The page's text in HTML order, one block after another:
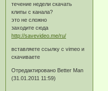
течение недели скачать
клипы с канала?
это не сложно
заходите сюда
http://savevideo.me/ru/
вставляете ссылку с vimeo и
скачиваете
Отредактировано Better Man
(31.01.2011 11:59)